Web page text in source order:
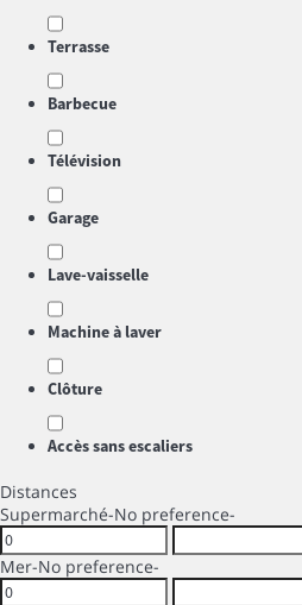
Terrasse
Barbecue
Télévision
Garage
Lave-vaisselle
Machine à laver
Clôture
Accès sans escaliers
Distances
Supermarché-No preference-
Mer-No preference-